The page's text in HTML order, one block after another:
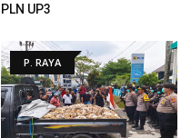
PLN UP3
P. RAYA